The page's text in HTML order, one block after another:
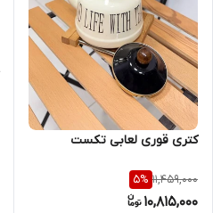
کتری قوری لعابی تکست
11,459,000
5%
10,815,000